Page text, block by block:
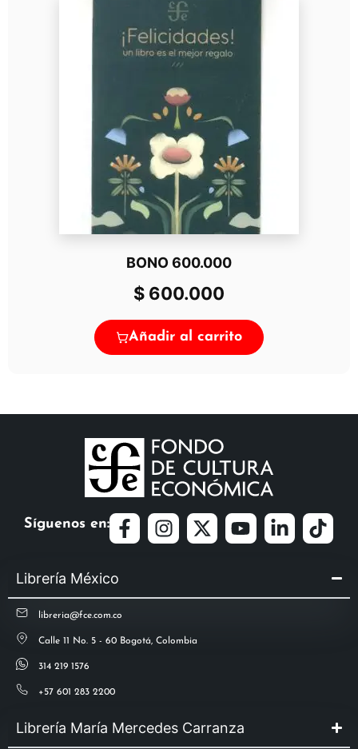
BONO 600.000
$ 600.000
Añadir al carrito
Síguenos en:
Librería México
libreria@fce.com.co
Calle 11 No. 5 - 60 Bogotá, Colombia
314 219 1576
+57 601 283 2200
Librería María Mercedes Carranza